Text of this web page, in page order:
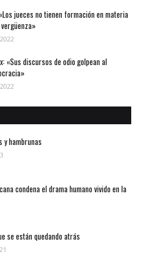
jueces no tienen formación en materia
«Sus discursos de odio golpean al
hambrunas
condena el drama humano vivido en la
se están quedando atrás